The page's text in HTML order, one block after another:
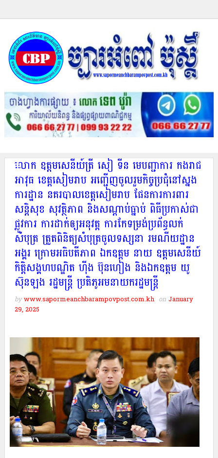
លោក ឧត្តមសេនីយ៍ត្រី សៀ ទីន មេបញ្ជាការ កងរាជ
អាវុធ ខេត្តសៀមរាប អញ្ជើញចូលរួមកិច្ចប្រជុំនៅស្នង
ការដ្ឋាន នគរបាលខេត្តសៀមរាប ផែនការការពារ
សន្តិសុខ សុវត្ថិភាព និងសណ្តាប់ធ្នាប់ ពិធីប្រកាស់ជា
ផ្លូវការ ការដាក់ឲ្យអនុវត្ត ការកែទម្រង់ប្រព័ន្ធលក់
សំបុត្រ ត្រួតពិនិត្យសំបុត្រចូលទស្សនា រមណីយដ្ឋាន
អង្គរ ក្រោមអធិបតីភាព ឯកឧត្តម នាយ ឧត្តមសេនីយ៍
កិត្តិសង្គហបណ្ឌិត ហ៊ីង ប៊ុនហៀង និងឯកឧត្តម យូ
ស៊ុនឡង រដ្ឋមន្រ្តី ប្រតិភូអមនាយករដ្ឋមន្រ្តី
bywww.sapormeanchbarampovpost.com.kh on January
29, 2025